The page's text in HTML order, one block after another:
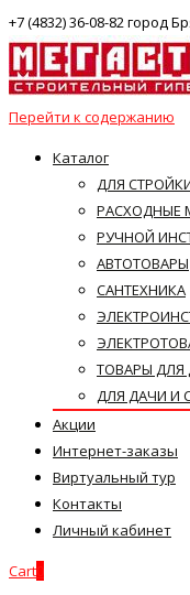
+7 (4832) 36-08-82 город
Перейти к содержанию
Каталог
ДЛЯ
РАСХОДНЫЕ
РУЧНОЙ
АВТОТОВАРЫ
САНТЕХНИКА
ТОВАРЫ
ДЛЯ ДАЧИ И
Акции
Интернет-заказы
Виртуальный тур
Контакты
Личный кабинет
Cart